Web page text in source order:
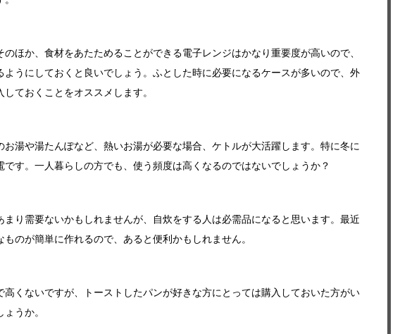
のほか、食材をあたためることができる電子レンジはかなり重要度が高いので、
ようにしておくと良いでしょう。ふとした時に必要になるケースが多いので、外
ておくことをオススメします。
お湯や湯たんぽなど、熱いお湯が必要な場合、ケトルが大活躍します。特に冬に
です。一人暮らしの方でも、使う頻度は高くなるのではないでしょうか？
まり需要ないかもしれませんが、自炊をする人は必需品になると思います。最近
ものが簡単に作れるので、あると便利かもしれません。
高くないですが、トーストしたパンが好きな方にとっては購入しておいた方がい
うか。